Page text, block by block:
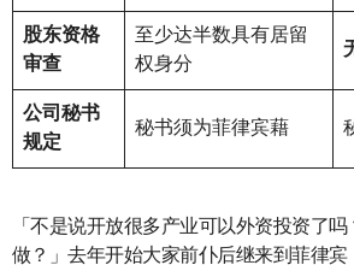
股东资格
审查
至少达半数具有居留
权身分
公司秘书
规定
秘书须为菲律宾藉
「不是说开放很多产业可以外资投资了
做？」去年开始大家前仆后继来到菲律